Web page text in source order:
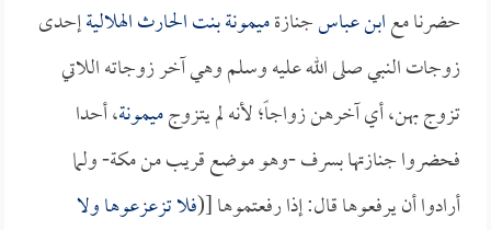
حضرنا معابن عباسجنازةميمونة بنت الحارث الهلاليةإحدى
زوجات النبي صلى الله عليه وسلم وهي آخر زوجاته اللاتي
تزوج بهن، أي آخرهن زواجاً؛ لأنه لم يتزوجميمونة، أحدا
فحضروا جنازتها بسرف -وهو موضع قريب من مكة- ولما
أرادوا أن يرفعوها قال: إذا رفعتموها [(فلا تزعزعوها ولا